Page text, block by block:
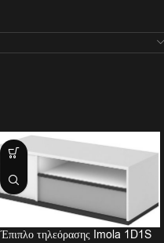
Έπιπλο τηλεόρασης Imola 1D1S